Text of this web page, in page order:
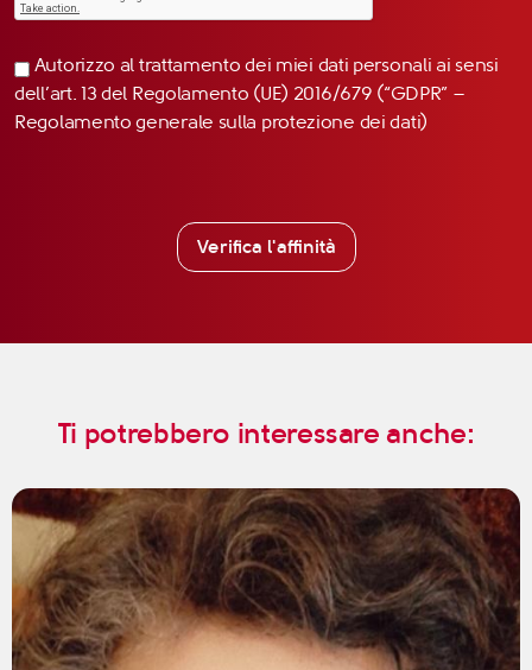
Autorizzo al trattamento dei miei dati personali ai sensi
dell’art. 13 del Regolamento (UE) 2016/679 (“GDPR” –
Regolamento generale sulla protezione dei dati)
Verifica l'affinità
Ti potrebbero interessare anche: